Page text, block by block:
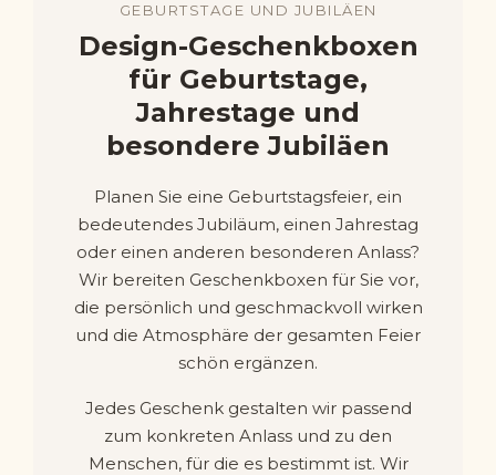
GEBURTSTAGE UND JUBILÄEN
Design-Geschenkboxen
für Geburtstage,
Jahrestage und
besondere Jubiläen
Planen Sie eine Geburtstagsfeier, ein
bedeutendes Jubiläum, einen Jahrestag
oder einen anderen besonderen Anlass?
Wir bereiten Geschenkboxen für Sie vor,
die persönlich und geschmackvoll wirken
und die Atmosphäre der gesamten Feier
schön ergänzen.
Jedes Geschenk gestalten wir passend
zum konkreten Anlass und zu den
Menschen, für die es bestimmt ist. Wir